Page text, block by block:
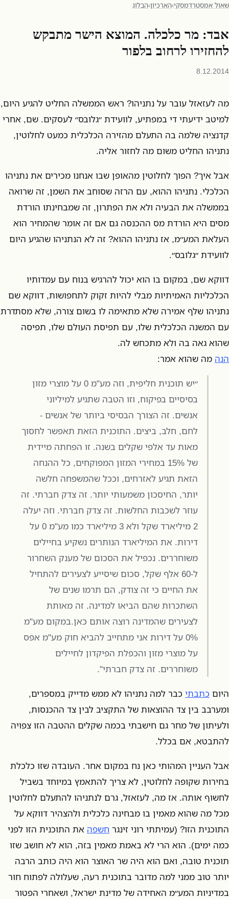
שאול אמסטרדמסקי›הארכיון›הבלוג
אבד: מר כלכלה. המוצא הישר מתבקש
להחזירו לרחוב בלפור
8.12.2014
מה לעזאזל עובר על נתניהו? ראש הממשלה החליט להגיע היום,
למיטב ידיעתי די במפתיע, לוועידת ״גלובס״ לעסקים. שם, אחרי
קדנציה שלמה בה התעלם מהזירה הכלכלית כמעט לחלוטין,
נתניהו החליט משום מה לחזור אליה.
אבל איך? הפוך לחלוטין מהאופן שבו אנחנו מכירים את נתניהו
הכלכלי. נתניהו ההוא, עם הרזה שסוחב את השמן, זה שרואה
בממשלה את הבעיה ולא את הפתרון, זה שמבחינתו הורדת
מסים היא הורדת מס ההכנסה גם אם זה אומר שהמחיר הוא
העלאת המע״מ, אז נתניהו ההוא? זה לא הנתניהו שהגיע היום
לוועידת ״גלובס״.
דווקא שם, במקום בו הוא יכול להרגיש בנוח עם עמדותיו
הכלכליות האמיתיות מבלי להיות זקוק לתחפושות, דווקא שם
נתניהו שלף אמירה שלא מתאימה לו בשום צורה, שלא מסתדרת
עם המשנה הכלכלית שלו, עם תפיסת העולם שלו, תפיסה
שהוא גאה בה ולא מתכחש לה.
הנה מה שהוא אמר:
״יש תוכנית חליפית, וזה מע"מ 0 על מוצרי מזון
בסיסיים בפיקוח, וזו הטבה שתגיע למיליוני
אנשים. זה הצורך הבסיסי ביותר של אנשים -
לחם, חלב, ביצים. התוכנית הזאת תאפשר לחסוך
מאות עד אלפי שקלים בשנה. זו הפחתה מיידית
של 15% במחירי המזון המפוקחים, כל ההנחה
הזאת תגיע לאזרחים, וככל שהמשפחה חלשה
יותר, החיסכון משמעותי יותר. זה צדק חברתי. זה
עוזר לשכבות החלשות. זה צדק חברתי. וזה יעלה
2 מיליארד שקל ולא 3 מיליארד כמו מע"מ 0 על
דירות. את המיליארד הנותרים נשקיע בחיילים
משוחררים. נכפיל את הסכום של מענק השחרור
ל-60 אלף שקל, סכום שיסייע לצעירים להתחיל
את החיים כי זה צודק, הם תרמו שנים של
השתכרות שהם הביאו למדינה. זה מאותת
לצעירים שהמדינה רוצה אותם כאן.במקום מע"מ
0% על דירות אני מתחייב להביא חוק מע"מ אפס
על מוצרי מזון והכפלת הפיקדון לחיילים
משוחררים. זה צדק חברתי".
היום כתבתי כבר למה נתניהו לא ממש מדייק במספרים,
ומערבב בין צד ההוצאות של התקציב לבין צד ההכנסות,
ולעיתון של מחר גם חישבתי בכמה שקלים ההטבה הזו צפויה
להתבטא, אם בכלל.
אבל העניין המהותי כאן נח במקום אחר. העובדה שזו כלכלת
בחירות שקופה לחלוטין, לא צריך להתאמץ במיוחד בשביל
לחשוף אותה. אז מה, לעזאזל, גרם לנתניהו להתעלם לחלוטין
מכל מה שהוא מאמין בו מבחינה כלכלית ולהצהיר דווקא על
התוכנית הזו? (עמיתתי רוני זינגר חשפה את התוכנית הזו לפני
כמה ימים). הוא הרי לא באמת מאמין בזה, הוא לא חושב שזו
תוכנית טובה, ואם הוא היה שר האוצר הוא היה כותב הרבה
יותר טוב ממני למה מדובר בתוכנית רעה, שעלולה לפתוח חור
במדיניות המע״מ האחידה של מדינת ישראל, ושאחרי הפטור